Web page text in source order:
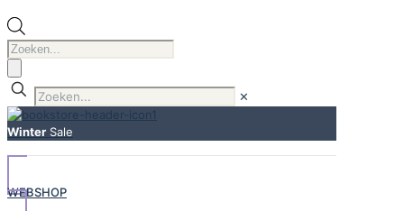
Producten
zoeken
✕
Winter Sale
WEBSHOP